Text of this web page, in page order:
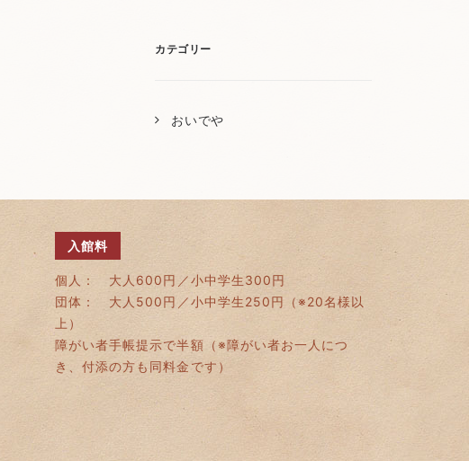
カテゴリー
おいでや
入館料
個人： 大人600円／小中学生300円
団体： 大人500円／小中学生250円（※20名様以
上）
障がい者手帳提示で半額（※障がい者お一人につ
き、付添の方も同料金です）